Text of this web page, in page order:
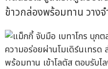
ข้าวกล่องพร้อมทาน วาง